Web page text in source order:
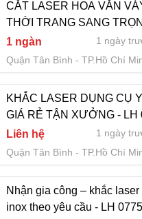
CẮT LASER HOA VĂN
THỜI TRANG SANG
ĐẲNG CẤP - LH 0775 007
1 ngàn
1 ngày
Quận Tân Bình
TP.Hồ Chí
KHẮC LASER DỤNG CỤ
GIÁ RẺ TẬN XƯỞNG - LH
007 909
Liên hệ
1 ngày
Quận Tân Bình
TP.Hồ Chí
Nhận gia công – khắc laser
inox theo yêu cầu - LH